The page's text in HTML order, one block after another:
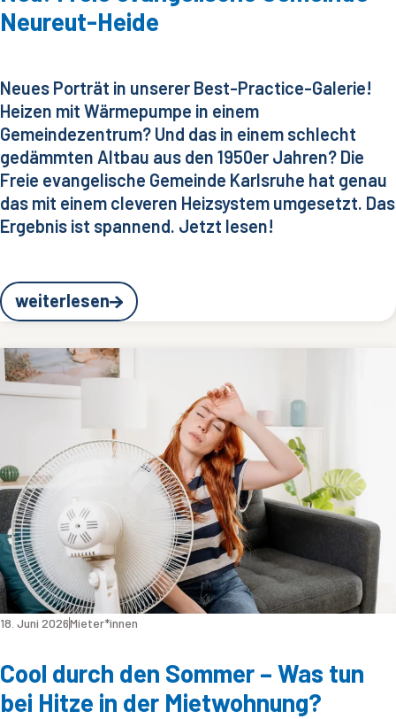
Neureut-Heide
Neues Porträt in unserer Best-Practice-Galerie!
Heizen mit Wärmepumpe in einem
Gemeindezentrum? Und das in einem schlecht
gedämmten Altbau aus den 1950er Jahren? Die
Freie evangelische Gemeinde Karlsruhe hat genau
das mit einem cleveren Heizsystem umgesetzt. Das
Ergebnis ist spannend. Jetzt lesen!
weiterlesen
Cool durch den Sommer – Was tun
bei Hitze in der Mietwohnung?
18. Juni 2026Mieter*innen